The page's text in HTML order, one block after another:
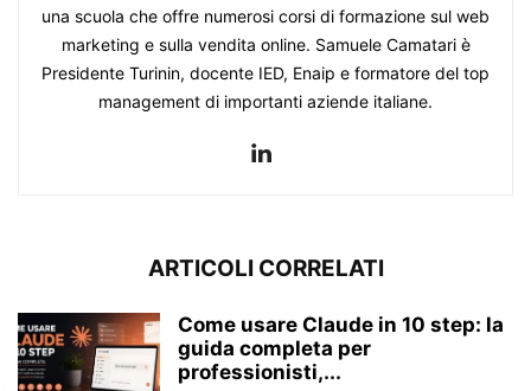
una scuola che offre numerosi corsi di formazione sul web
marketing e sulla vendita online. Samuele Camatari è
Presidente Turinin, docente IED, Enaip e formatore del top
management di importanti aziende italiane.
ARTICOLI CORRELATI
Come usare Claude in 10 step: la
guida completa per
professionisti,...